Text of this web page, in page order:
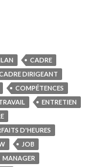
un entretien annuel
CADRE
DIRIGEANT
COMPÉTENCES
ENTRETIEN
D'HEURES
JOB
MANAGER